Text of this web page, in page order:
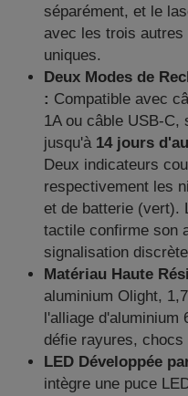
séparément, et le
avec les trois autres
uniques.
Deux Modes de
: Compatible avec
1A ou câble USB-C,
jusqu'à 14 jours
Deux indicateurs
respectivement les
et de batterie (vert).
tactile confirme son
signalisation
Matériau Haute
aluminium Olight,
l'alliage d'aluminium
défie rayures, chocs
LED Développée
intègre une puce